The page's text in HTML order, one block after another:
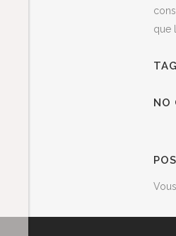
que
NO